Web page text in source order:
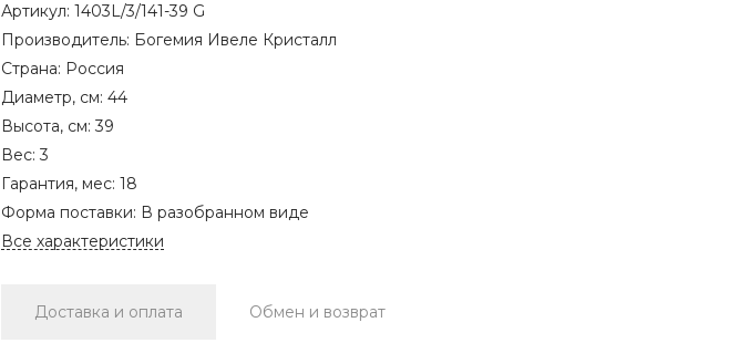
Артикул: 1403L/3/141-39 G
Производитель: Богемия Ивеле Кристалл
Страна: Россия
Диаметр, см: 44
Высота, см:39
Вес:3
Гарантия, мес: 18
Форма поставки: В разобранном виде
Все характеристики
Доставка и оплата Обмен и возврат